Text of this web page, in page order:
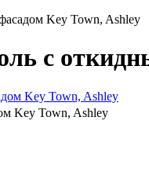
Key Town, Ashley
с
Key Town, Ashley